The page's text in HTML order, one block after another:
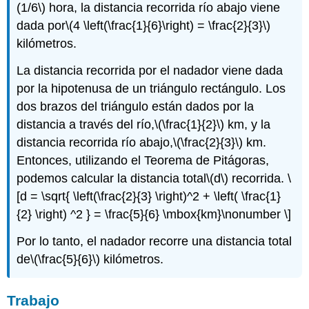
(1/6\) hora, la distancia recorrida río abajo viene
dada por\(4 \left(\frac{1}{6}\right) = \frac{2}{3}\)
kilómetros.
La distancia recorrida por el nadador viene dada
por la hipotenusa de un triángulo rectángulo. Los
dos brazos del triángulo están dados por la
distancia a través del río,\(\frac{1}{2}\) km, y la
distancia recorrida río abajo,\(\frac{2}{3}\) km.
Entonces, utilizando el Teorema de Pitágoras,
podemos calcular la distancia total\(d\) recorrida.\
[d = \sqrt{ \left(\frac{2}{3} \right)^2 + \left( \frac{1}
{2} \right) ^2 } = \frac{5}{6} \mbox{km}\nonumber \]
Por lo tanto, el nadador recorre una distancia total
de\(\frac{5}{6}\) kilómetros.
Trabajo